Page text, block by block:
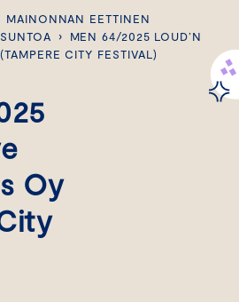
MAINONNAN EETTINEN
›
MEN 64/2025 LOUD’N
CITY FESTIVAL)
Oy